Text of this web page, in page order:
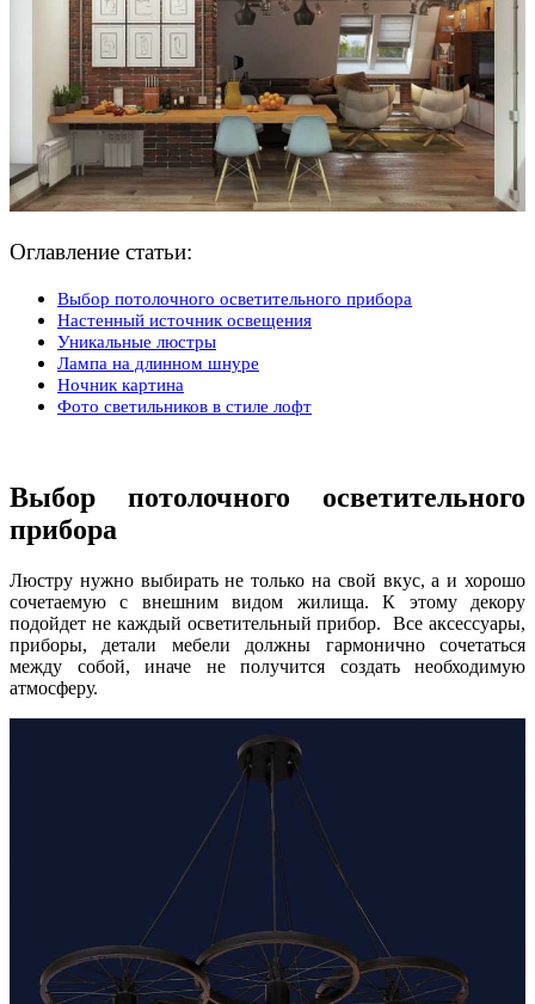
Оглавление статьи:
Выбор потолочного осветительного прибора
Настенный источник освещения
Уникальные люстры
Лампа на длинном шнуре
Ночник картина
Фото светильников в стиле лофт
Выбор потолочного осветительного
прибора
Люстру нужно выбирать не только на свой вкус, а и хорошо
сочетаемую с внешним видом жилища. К этому декору
подойдет не каждый осветительный прибор. Все аксессуары,
приборы, детали мебели должны гармонично сочетаться
между собой, иначе не получится создать необходимую
атмосферу.